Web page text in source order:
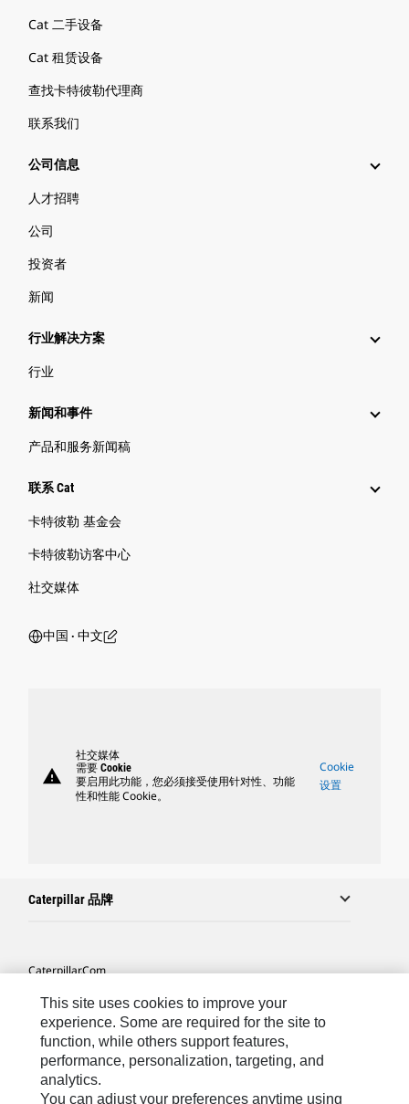
Cat 二手设备
Cat 租赁设备
查找卡特彼勒代理商
联系我们
公司信息
人才招聘
公司
投资者
新闻
行业解决方案
行业
新闻和事件
产品和服务新闻稿
联系 Cat
卡特彼勒 基金会
卡特彼勒访客中心
社交媒体
中国 ‧ 中文
warning
社交媒体
需要 Cookie
要启用此功能，您必须接受使用针对性、功能
性和性能 Cookie。
Cookie
设置
Caterpillar 品牌
Caterpillar.com
联系 Caterpillar
站点地图
Cookie Settings
法律
This site uses cookies to improve your
experience. Some are required for the site to
function, while others support features,
performance, personalization, targeting, and
analytics.
You can adjust your preferences anytime using